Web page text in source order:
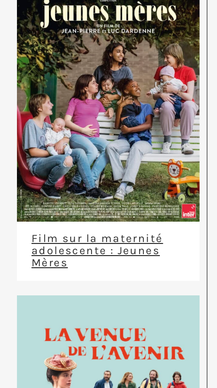
Film sur la maternité
adolescente : Jeunes
Mères